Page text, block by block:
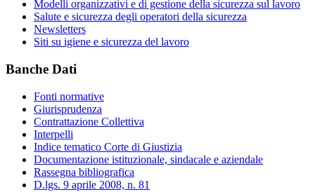
Modelli organizzativi e di gestione della sicurezza sul lavoro
Salute e sicurezza degli operatori della sicurezza
Newsletters
Siti su igiene e sicurezza del lavoro
Banche Dati
Fonti normative
Giurisprudenza
Contrattazione Collettiva
Interpelli
Indice tematico Corte di Giustizia
Documentazione istituzionale, sindacale e aziendale
Rassegna bibliografica
D.lgs. 9 aprile 2008, n. 81